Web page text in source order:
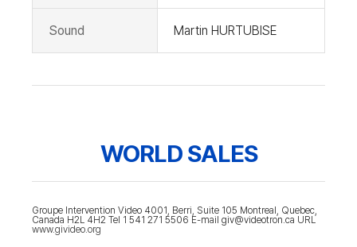
Sound Martin HURTUBISE
WORLD SALES
Groupe Intervention Video 4001, Berri, Suite 105 Montreal, Quebec,
Canada H2L 4H2 Tel 1 541 271 5506 E-mail giv@videotron.ca URL
www.givideo.org